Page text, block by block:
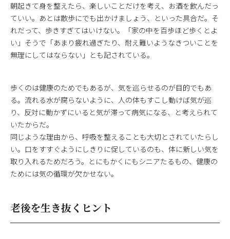
朝起きて身を整えたら、楽しいことだけを考え、お酒を飲んだっ
ていい。あとは散歩にでも出かけましょう、といった具合だ。そ
れだって、歩きすぎてはいけない。「家の中を百歩ほど歩くとよ
い」そうで「あまり疲れ過ぎたり、耐え難いようなきついことを
無理にしてはならない」とも記されている。
歩くのは健康のためでもあるが、気を巡らせるのが目的でもあ
る。流れる水が腐らないように、人の体もすこし動けば気が巡
り、反対に動かずにいると気が滞って病気になる、と考えられて
いたからだ。
同じような理由から、呼吸を整えることも大切とされていたらし
い。口をすすぐようにしきりに促しているのも、体に新しい気を
取り入れるためだろう。とにもかくにもシニアたるもの、健康の
ためには気の循環が欠かせない。
老後を生き抜くヒント